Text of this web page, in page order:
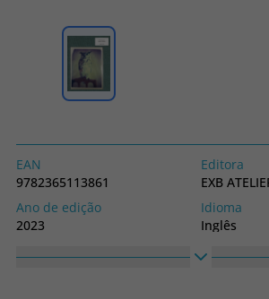
EAN
9782365113861
Editora
EXB
Ano de edição
2023
Idioma
Inglês